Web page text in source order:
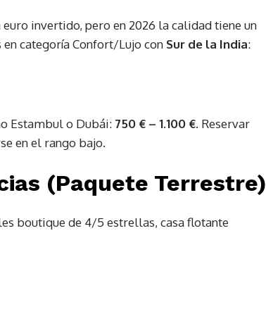
invertido, pero en 2026 la calidad tiene un
en categoría Confort/Lujo con Sur de la India:
Estambul o Dubái: 750 € – 1.100 €. Reservar
en el rango bajo.
(Paquete Terrestre)
boutique de 4/5 estrellas, casa flotante